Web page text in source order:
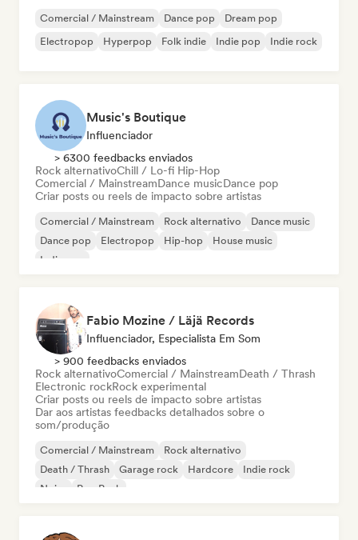
Comercial / Mainstream Dance pop
Dream pop
Electropop
Hyperpop Folk indie Indie pop Indie rock
Music's Boutique
Influenciador
> 6300 feedbacks enviados
Rock alternativoChill / Lo-fi Hip-Hop
Comercial / MainstreamDance musicDance pop
Criar posts ou reels de impacto sobre artistas
Comercial / Mainstream Rock alternativo
Dance music
Dance pop
Electropop Hip-hop
House music
Indie pop
Fabio Mozine / Läjä Records
Influenciador, Especialista Em Som
> 900 feedbacks enviados
Rock alternativoComercial / MainstreamDeath / Thrash
Electronic rockRock experimental
Criar posts ou reels de impacto sobre artistas
Dar aos artistas feedbacks detalhados sobre o
som/produção
Comercial / Mainstream
Rock alternativo
Death / Thrash
Garage rock Hardcore
Indie rock
Noise
Pop Punk